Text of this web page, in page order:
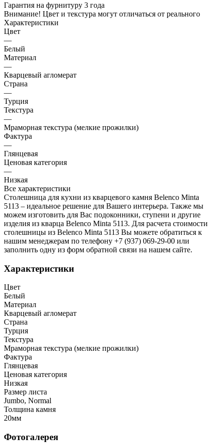
Гарантия на фурнитуру 3 года
Внимание! Цвет и текстура могут отличаться от реального
Характеристики
Цвет
—
Белый
Материал
—
Кварцевый агломерат
Страна
—
Турция
Текстура
—
Мраморная текстура (мелкие прожилки)
Фактура
—
Глянцевая
Ценовая категория
—
Низкая
Все характеристики
Столешница для кухни из кварцевого камня Belenco Minta
5113 – идеальное решение для Вашего интерьера. Также мы
можем изготовить для Вас подоконники, ступени и другие
изделия из кварца Belenco Minta 5113. Для расчета стоимости
столешницы из Belenco Minta 5113 Вы можете обратиться к
нашим менеджерам по телефону +7 (937) 069-29-00 или
заполнить одну из форм обратной связи на нашем сайте.
Характеристики
Цвет
Белый
Материал
Кварцевый агломерат
Страна
Турция
Текстура
Мраморная текстура (мелкие прожилки)
Фактура
Глянцевая
Ценовая категория
Низкая
Размер листа
Jumbo, Normal
Толщина камня
20мм
Фотогалерея